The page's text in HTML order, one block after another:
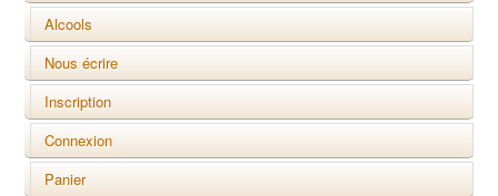
Alcools
Nous écrire
Inscription
Connexion
Panier